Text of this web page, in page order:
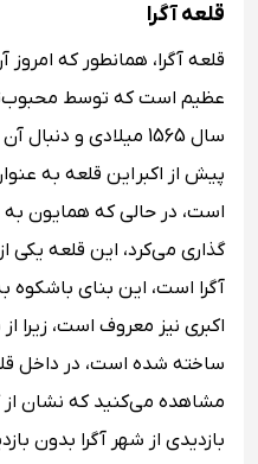
قلعه آگرا
قلعه آگرا، همانطور که
عظیم است که توسط
سال 1565 میلادی و
پیش از اکبر این قلعه به
است، در حالی که همایون به
گذاری می‌کرد، این قلعه یکی
آگرا است، این بنای باشکوه
اکبری نیز معروف است،
ساخته شده است، در داخل
مشاهده می‌کنید که نشان از
بازدیدی از شهر آگرا بدون